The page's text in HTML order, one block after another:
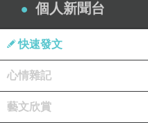
個人新聞台
快速發文
心情雜記
藝文欣賞